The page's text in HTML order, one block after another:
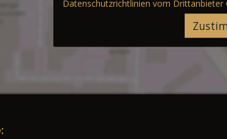
Datenschutzrichtlinien vom Drittanbieter